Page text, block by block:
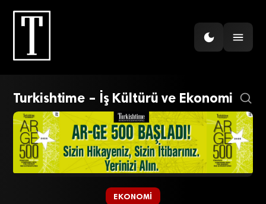
Turkishtime – İş Kültürü ve Ekonomi
EKONOMI